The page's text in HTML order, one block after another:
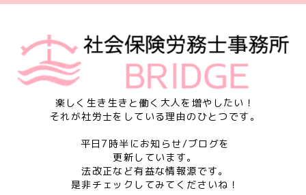
楽しく生き生きと働く大人を増やしたい！
それが社労士をしている理由のひとつです。
平日7時半にお知らせ/ブログを
更新しています。
法改正など有益な情報源です。
是非チェックしてみてくださいね！